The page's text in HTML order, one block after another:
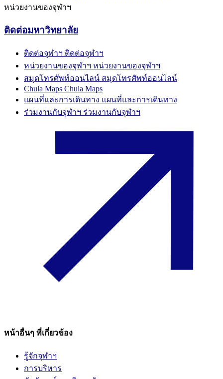
หน่วยงานของจุฬาฯ
ติดต่อมหาวิทยาลัย
ติดต่อจุฬาฯ ติดต่อจุฬาฯ
หน่วยงานของจุฬาฯ หน่วยงานของจุฬาฯ
สมุดโทรศัพท์ออนไลน์ สมุดโทรศัพท์ออนไลน์
Chula Maps Chula Maps
แผนที่และการเดินทาง แผนที่และการเดินทาง
ร่วมงานกับจุฬาฯ ร่วมงานกับจุฬาฯ
หน้าอื่นๆ ที่เกี่ยวข้อง
รู้จักจุฬาฯ
การบริหาร